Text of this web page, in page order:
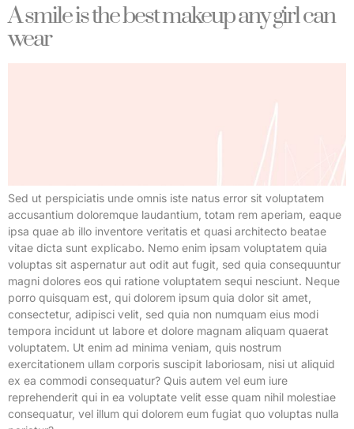
A smile is the best makeup any girl can
wear
Sed ut perspiciatis unde omnis iste natus error sit voluptatem
accusantium doloremque laudantium, totam rem aperiam, eaque
ipsa quae ab illo inventore veritatis et quasi architecto beatae
vitae dicta sunt explicabo. Nemo enim ipsam voluptatem quia
voluptas sit aspernatur aut odit aut fugit, sed quia consequuntur
magni dolores eos qui ratione voluptatem sequi nesciunt. Neque
porro quisquam est, qui dolorem ipsum quia dolor sit amet,
consectetur, adipisci velit, sed quia non numquam eius modi
tempora incidunt ut labore et dolore magnam aliquam quaerat
voluptatem. Ut enim ad minima veniam, quis nostrum
exercitationem ullam corporis suscipit laboriosam, nisi ut aliquid
ex ea commodi consequatur? Quis autem vel eum iure
reprehenderit qui in ea voluptate velit esse quam nihil molestiae
consequatur, vel illum qui dolorem eum fugiat quo voluptas nulla